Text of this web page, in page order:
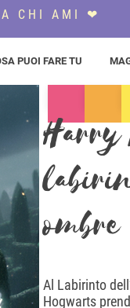
A CHI AMI ❤
PUOI FARE TU
ombre
Al Labirinto
Hogwarts